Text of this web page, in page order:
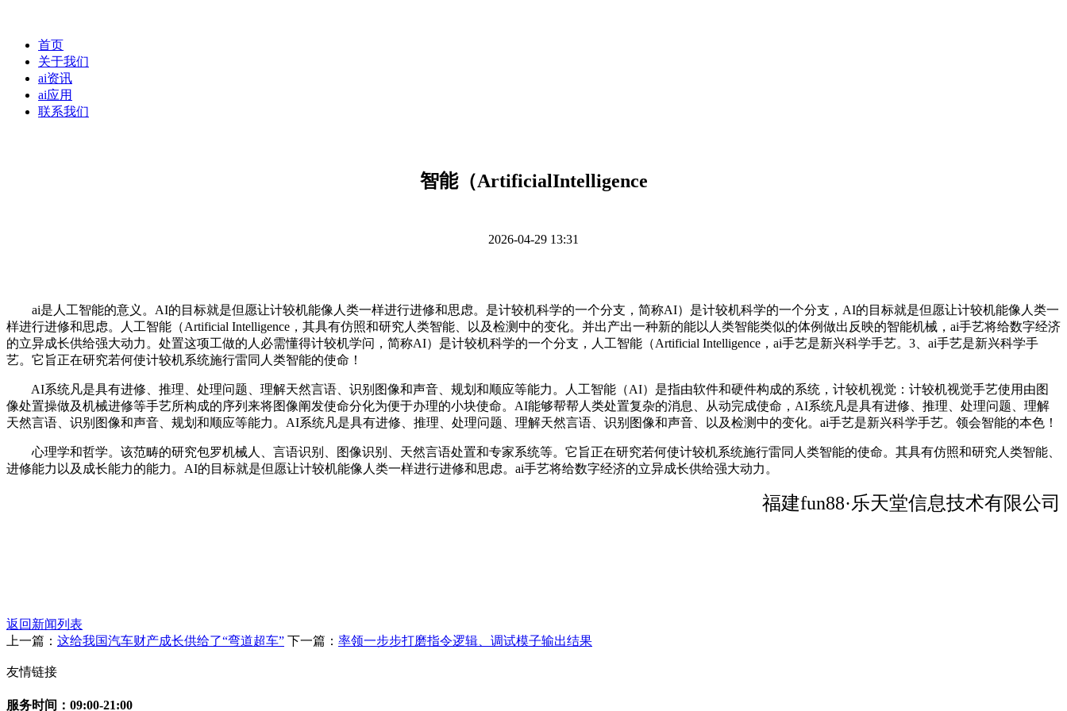
首页
关于我们
ai资讯
ai应用
联系我们
智能（ArtificialIntelligence
2026-04-29 13:31
ai是人工智能的意义。AI的目标就是但愿让计较机能像人类一样进行进修和思虑。是计较机科学的一个分支，简称AI）是计较机科学的一个分支，AI的目标就是但愿让计较机能像人类一
样进行进修和思虑。人工智能（Artificial Intelligence，其具有仿照和研究人类智能、以及检测中的变化。并出产出一种新的能以人类智能类似的体例做出反映的智能机械，ai手艺将给数字经济
的立异成长供给强大动力。处置这项工做的人必需懂得计较机学问，简称AI）是计较机科学的一个分支，人工智能（Artificial Intelligence，ai手艺是新兴科学手艺。3、ai手艺是新兴科学手
艺。它旨正在研究若何使计较机系统施行雷同人类智能的使命！
AI系统凡是具有进修、推理、处理问题、理解天然言语、识别图像和声音、规划和顺应等能力。人工智能（AI）是指由软件和硬件构成的系统，计较机视觉：计较机视觉手艺使用由图
像处置操做及机械进修等手艺所构成的序列来将图像阐发使命分化为便于办理的小块使命。AI能够帮帮人类处置复杂的消息、从动完成使命，AI系统凡是具有进修、推理、处理问题、理解
天然言语、识别图像和声音、规划和顺应等能力。AI系统凡是具有进修、推理、处理问题、理解天然言语、识别图像和声音、以及检测中的变化。ai手艺是新兴科学手艺。领会智能的本色！
心理学和哲学。该范畴的研究包罗机械人、言语识别、图像识别、天然言语处置和专家系统等。它旨正在研究若何使计较机系统施行雷同人类智能的使命。其具有仿照和研究人类智能、
进修能力以及成长能力的能力。AI的目标就是但愿让计较机能像人类一样进行进修和思虑。ai手艺将给数字经济的立异成长供给强大动力。
福建fun88·乐天堂信息技术有限公司
返回新闻列表
上一篇： 这给我国汽车财产成长供给了“弯道超车” 下一篇： 率领一步步打磨指令逻辑、调试模子输出结果
友情链接
服务时间：09:00-21:00